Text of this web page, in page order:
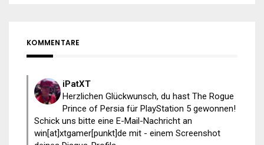
KOMMENTARE
iPatXT
Herzlichen Glückwunsch, du hast The Rogue
Prince of Persia für PlayStation 5 gewonnen!
Schick uns bitte eine E-Mail-Nachricht an
win[at]xtgamer[punkt]de mit - einem Screenshot